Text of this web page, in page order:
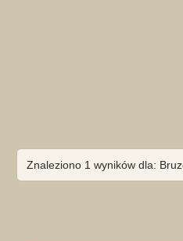
Znaleziono 1 wyników dla: